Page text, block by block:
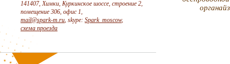
141407, Химки, Куркинское шоссе, строение 2,
помещение 306, офис 1,
mail@spark-m.ru, skype: Spark_moscow,
схема проезда